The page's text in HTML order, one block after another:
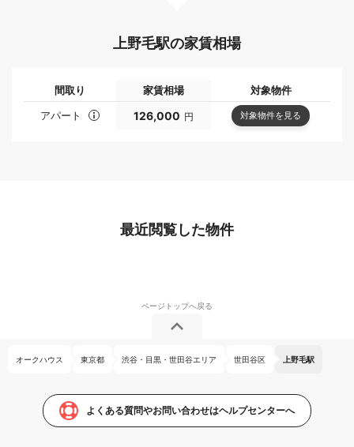
上野毛駅の家賃相場
間取り 家賃相場
対象物件
アパート
126,000 円 対象物件を見る
最近閲覧した物件
オークハウス 東京都 渋谷・目黒・世田谷エリア 世田谷区 上野毛駅
よくある質問やお問い合わせはヘルプセンターへ